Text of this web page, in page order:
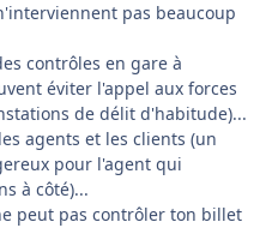
pas beaucoup
contrôles en gare à
éviter l'appel aux forces
de délit d'habitude)...
agents et les clients (un
pour l'agent qui
à côté)...
peut pas contrôler ton billet